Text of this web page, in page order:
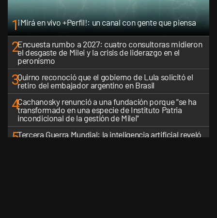
1¡Mirá en vivo +Perfil!: un canal con gente que piensa
2Encuesta rumbo a 2027: cuatro consultoras midieron
el desgaste de Milei y la crisis de liderazgo en el
peronismo
3Quirno reconoció que el gobierno de Lula solicitó el
retiro del embajador argentino en Brasil
4Cachanosky renunció a una fundación porque "se ha
transformado en una especie de Instituto Patria
incondicional de la gestión de Milei"
5Tercera Guerra Mundial: la inteligencia artificial reveló